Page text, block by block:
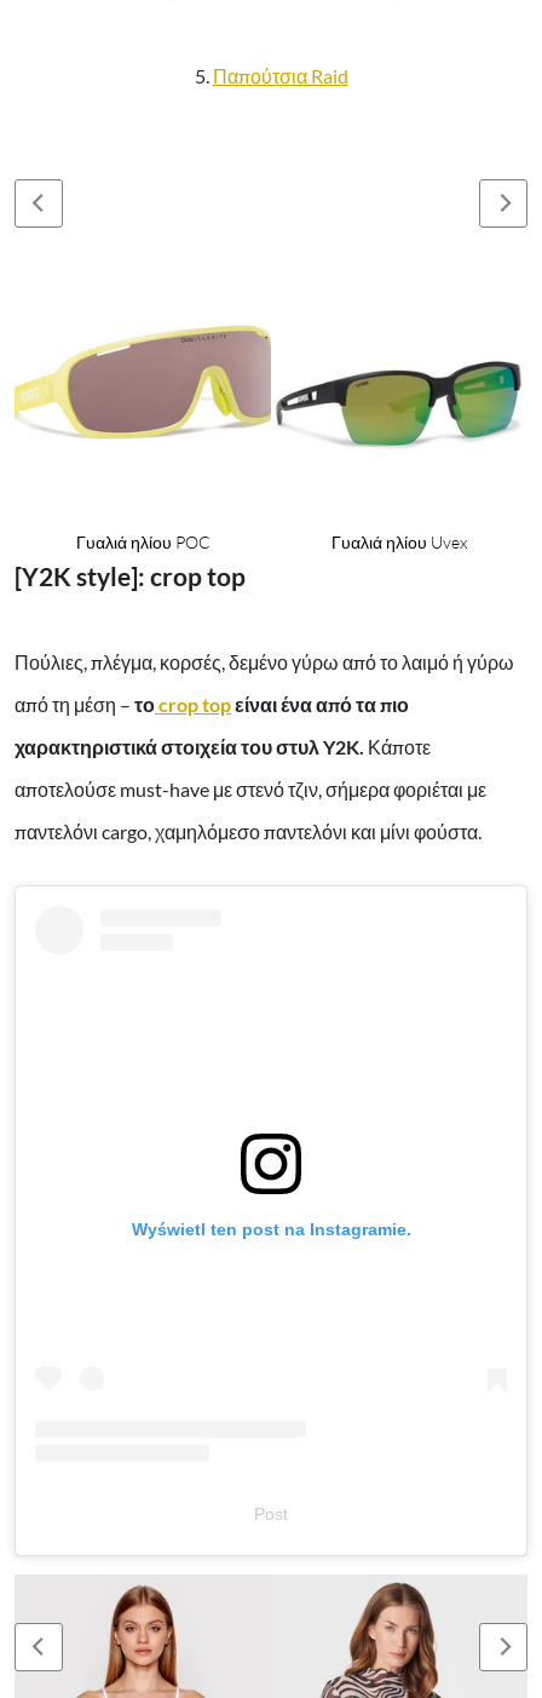
5. Παπούτσια Raid
Γυαλιά ηλίου POC Γυαλιά ηλίου Uvex
[Y2K style]: crop top
Πούλιες, πλέγμα, κορσές, δεμένο γύρω από το λαιμό ή γύρω
από τη μέση – τοcrop topείναι ένα από τα πιο
χαρακτηριστικά στοιχεία του στυλ Y2K. Κάποτε
αποτελούσε must-have με στενό τζιν, σήμερα φοριέται με
παντελόνι cargo, χαμηλόμεσο παντελόνι και μίνι φούστα.
Wyświetl ten post na Instagramie.
Post